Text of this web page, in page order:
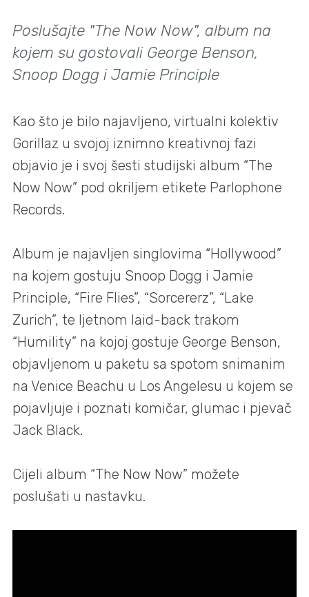
Poslušajte "The Now Now", album na
kojem su gostovali George Benson,
Snoop Dogg i Jamie Principle
Kao što je bilo najavljeno, virtualni kolektiv
Gorillaz u svojoj iznimno kreativnoj fazi
objavio je i svoj šesti studijski album “The
Now Now” pod okriljem etikete Parlophone
Records.
Album je najavljen singlovima “Hollywood”
na kojem gostuju Snoop Dogg i Jamie
Principle, “Fire Flies”, “Sorcererz”, “Lake
Zurich”, te ljetnom laid-back trakom
“Humility” na kojoj gostuje George Benson,
objavljenom u paketu sa spotom snimanim
na Venice Beachu u Los Angelesu u kojem se
pojavljuje i poznati komičar, glumac i pjevač
Jack Black.
Cijeli album “The Now Now” možete
poslušati u nastavku.